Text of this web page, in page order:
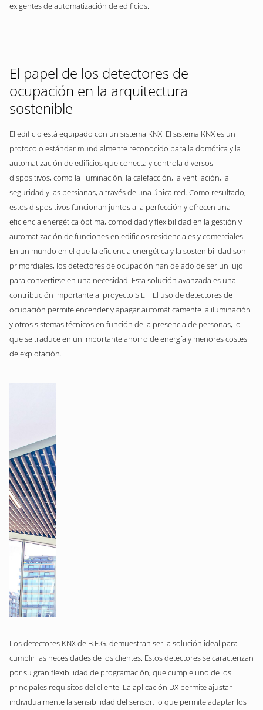
exigentes de automatización de edificios.
El papel de los detectores de
ocupación en la arquitectura
sostenible
El edificio está equipado con un sistema KNX. El sistema KNX es un
protocolo estándar mundialmente reconocido para la domótica y la
automatización de edificios que conecta y controla diversos
dispositivos, como la iluminación, la calefacción, la ventilación, la
seguridad y las persianas, a través de una única red. Como resultado,
estos dispositivos funcionan juntos a la perfección y ofrecen una
eficiencia energética óptima, comodidad y flexibilidad en la gestión y
automatización de funciones en edificios residenciales y comerciales.
En un mundo en el que la eficiencia energética y la sostenibilidad son
primordiales, los detectores de ocupación han dejado de ser un lujo
para convertirse en una necesidad. Esta solución avanzada es una
contribución importante al proyecto SILT. El uso de detectores de
ocupación permite encender y apagar automáticamente la iluminación
y otros sistemas técnicos en función de la presencia de personas, lo
que se traduce en un importante ahorro de energía y menores costes
de explotación.
Los detectores KNX de B.E.G. demuestran ser la solución ideal para
cumplir las necesidades de los clientes. Estos detectores se caracterizan
por su gran flexibilidad de programación, que cumple uno de los
principales requisitos del cliente. La aplicación DX permite ajustar
individualmente la sensibilidad del sensor, lo que permite adaptar los